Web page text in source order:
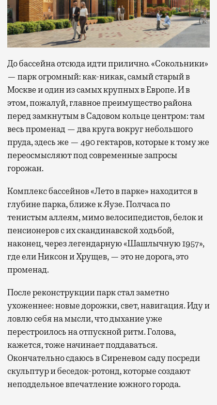
До бассейна отсюда идти прилично. «Сокольники»
— парк огромный: как-никак, самый старый в
Москве и один из самых крупных в Европе. И в
этом, пожалуй, главное преимущество района
перед замкнутым в Садовом кольце центром: там
весь променад — два круга вокруг небольшого
пруда, здесь же — 490 гектаров, которые к тому же
переосмысляют под современные запросы
горожан.
Комплекс бассейнов «Лето в парке» находится в
глубине парка, ближе к Яузе. Полчаса по
тенистым аллеям, мимо велосипедистов, белок и
пенсионеров с их скандинавской ходьбой,
наконец, через легендарную «Шашлычную 1957»,
где ели Никсон и Хрущев, — это не дорога, это
променад.
После реконструкции парк стал заметно
ухоженнее: новые дорожки, свет, навигация. Иду и
ловлю себя на мысли, что дыхание уже
перестроилось на отпускной ритм. Голова,
кажется, тоже начинает поддаваться.
Окончательно сдаюсь в Сиреневом саду посреди
скульптур и беседок-ротонд, которые создают
неподдельное впечатление южного города.